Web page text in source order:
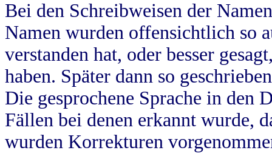
Bei den Schreibweisen der
Namen wurden offensichtlich so
verstanden hat, oder besser
haben. Später dann so
Die gesprochene Sprache in
Fällen bei denen erkannt wurde,
wurden Korrekturen